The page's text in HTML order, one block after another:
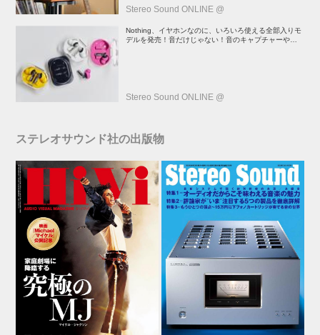
Stereo Sound ONLINE @
Nothing、イヤホンなのに、いろいろ使える全部入りモ
デルを発売！音だけじゃない！音のキャプチャーや、会
Stereo Sound ONLINE @
ステレオサウンド社の出版物